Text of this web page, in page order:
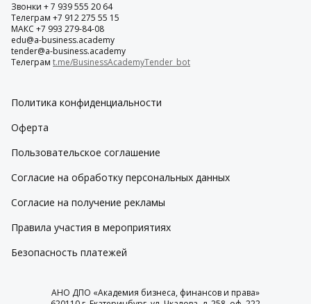
Звонки + 7 939 555 20 64
Телеграм +7 912 275 55 15
МАКС +7 993 279-84-08
edu@a-business.academy
tender@a-business.academy
Телеграм t.me/BusinessAcademyTender_bot
Политика конфиденциальности
Оферта
Пользовательское соглашение
Согласие на обработку персональных данных
Согласие на получение рекламы
Правила участия в мероприятиях
Безопасность платежей
АНО ДПО «Академия бизнеса, финансов и права»